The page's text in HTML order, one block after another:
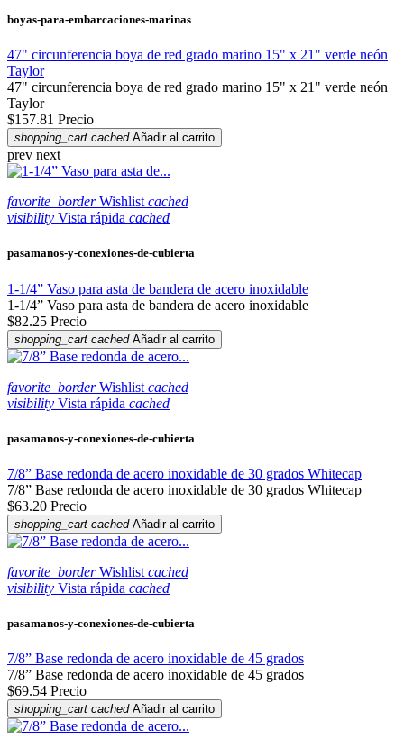
boyas-para-embarcaciones-marinas
47" circunferencia boya de red grado marino 15" x 21" verde neón
Taylor
47" circunferencia boya de red grado marino 15" x 21" verde neón
Taylor
$157.81 Precio
shopping_cart cached Añadir al carrito
prev next
favorite_border Wishlist cached
visibility Vista rápida cached
pasamanos-y-conexiones-de-cubierta
1-1/4” Vaso para asta de bandera de acero inoxidable
1-1/4” Vaso para asta de bandera de acero inoxidable
$82.25 Precio
shopping_cart cached Añadir al carrito
favorite_border Wishlist cached
visibility Vista rápida cached
pasamanos-y-conexiones-de-cubierta
7/8” Base redonda de acero inoxidable de 30 grados Whitecap
7/8” Base redonda de acero inoxidable de 30 grados Whitecap
$63.20 Precio
shopping_cart cached Añadir al carrito
favorite_border Wishlist cached
visibility Vista rápida cached
pasamanos-y-conexiones-de-cubierta
7/8” Base redonda de acero inoxidable de 45 grados
7/8” Base redonda de acero inoxidable de 45 grados
$69.54 Precio
shopping_cart cached Añadir al carrito